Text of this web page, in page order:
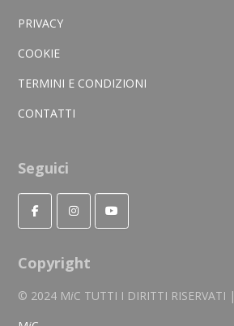
PRIVACY
COOKIE
TERMINI E CONDIZIONI
CONTATTI
Seguici
Copyright
© 2024 MiC TUTTI I DIRITTI RISERVATI |